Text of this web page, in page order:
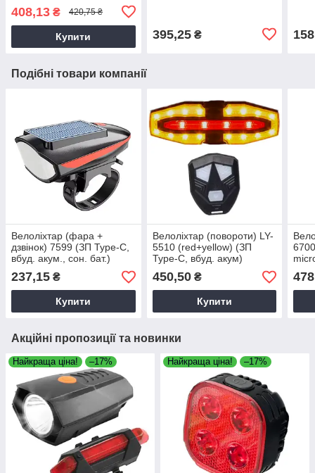
мотоцикла (зі змінним
кодом)
408,13 ₴ 420,75 ₴
Купити 395,25₴
Подібні товари компанії
Велоліхтар (фара +
дзвінок) 7599 (ЗП Type-C,
вбуд. акум., сон. бат.)
237,15 ₴
Купити
Велоліхтар (повороти) LY-
5510 (red+yellow) (ЗП
Type-C, вбуд. акум)
450,50₴
Купити
Акційні пропозиції та новинки
Найкраща ціна! –17% Найкраща ціна! –17%